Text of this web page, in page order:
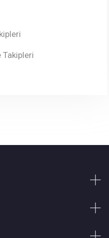
Takipleri